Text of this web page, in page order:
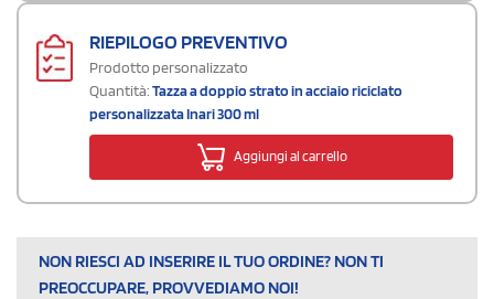
RIEPILOGO PREVENTIVO
Prodotto personalizzato
Quantità:Tazza a doppio strato in acciaio riciclato
personalizzata Inari 300 ml
Aggiungi al carrello
NON RIESCI AD INSERIRE IL TUO ORDINE? NON TI
PREOCCUPARE, PROVVEDIAMO NOI!